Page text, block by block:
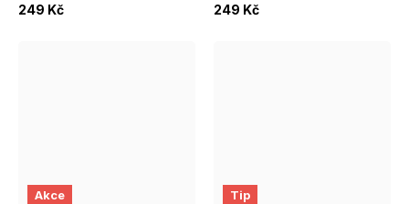
249 Kč
249 Kč
Akce
EUR 40 - 42
Tip
EUR 37 - 39